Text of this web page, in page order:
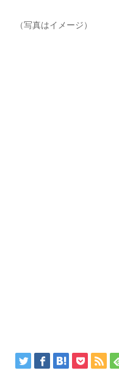
（写真はイメージ）